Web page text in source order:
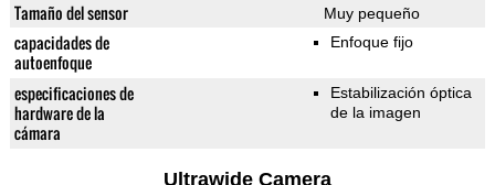
Tamaño del sensor Muy pequeño
capacidades de
autoenfoque
Enfoque fijo
especificaciones de
hardware de la
cámara
Estabilización óptica
de la imagen
Ultrawide Camera